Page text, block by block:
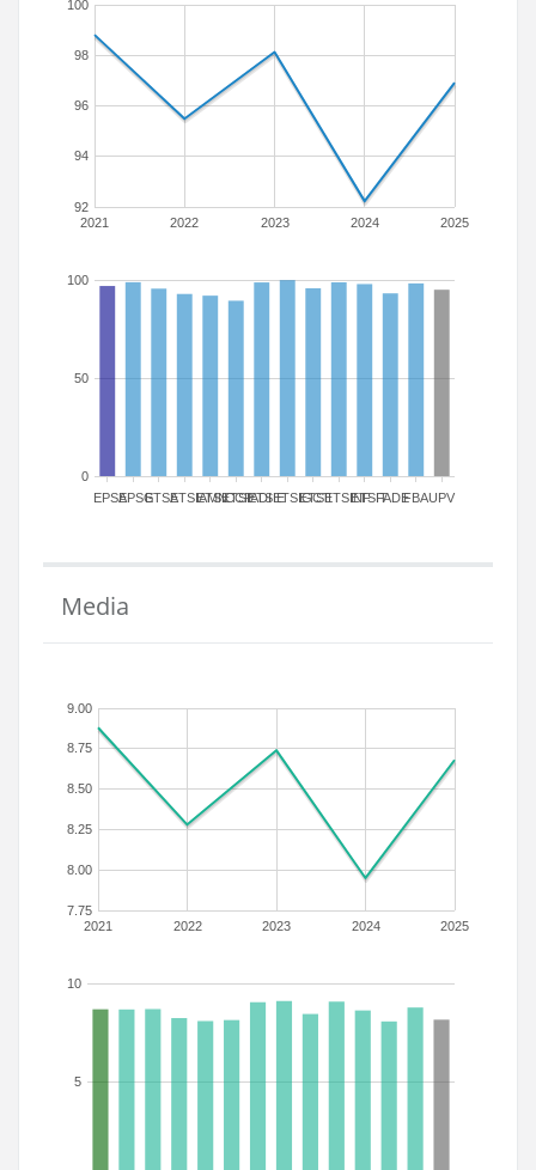
2021 2022 2023 2024 2025
92
94
96
98
100
EPSAEPSGETSAETSIAMN
ETSICCP
ETSIADI
ETSIEETSIGCT
ETSIIETSINFETSITFADEFBAUPV
0
50
100
Media
2021 2022 2023 2024 2025
7.75
8.00
8.25
8.50
8.75
9.00
5
10